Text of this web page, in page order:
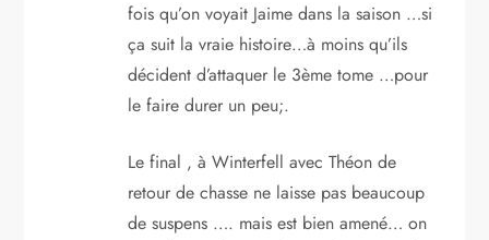
fois qu’on voyait Jaime dans la saison …si
ça suit la vraie histoire…à moins qu’ils
décident d’attaquer le 3ème tome …pour
le faire durer un peu;.
Le final , à Winterfell avec Théon de
retour de chasse ne laisse pas beaucoup
de suspens …. mais est bien amené… on